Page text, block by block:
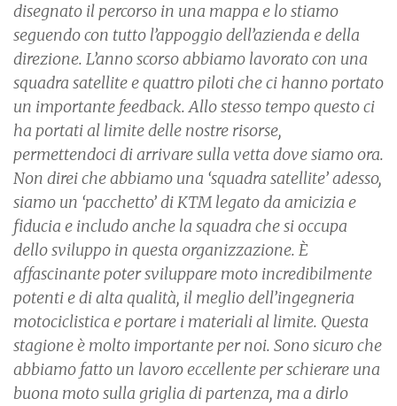
disegnato il percorso in una mappa e lo stiamo
seguendo con tutto l’appoggio dell’azienda e della
direzione. L’anno scorso abbiamo lavorato con una
squadra satellite e quattro piloti che ci hanno portato
un importante feedback. Allo stesso tempo questo ci
ha portati al limite delle nostre risorse,
permettendoci di arrivare sulla vetta dove siamo ora.
Non direi che abbiamo una ‘squadra satellite’ adesso,
siamo un ‘pacchetto’ di KTM legato da amicizia e
fiducia e includo anche la squadra che si occupa
dello sviluppo in questa organizzazione. È
affascinante poter sviluppare moto incredibilmente
potenti e di alta qualità, il meglio dell’ingegneria
motociclistica e portare i materiali al limite. Questa
stagione è molto importante per noi. Sono sicuro che
abbiamo fatto un lavoro eccellente per schierare una
buona moto sulla griglia di partenza, ma a dirlo